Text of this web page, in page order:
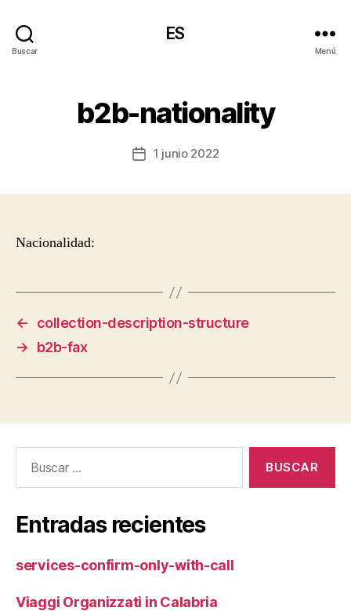
Buscar
ES
Menú
b2b-nationality
Fecha1 junio 2022
Nacionalidad:
←
collection-description-structure
→
b2b-fax
Entradas recientes
services-confirm-only-with-call
Viaggi Organizzati in Calabria